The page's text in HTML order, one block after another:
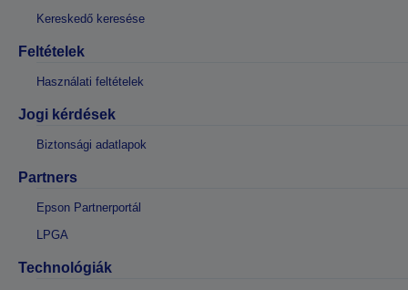
Kereskedő keresése
Feltételek
Használati feltételek
Jogi kérdések
Biztonsági adatlapok
Partners
Epson Partnerportál
LPGA
Technológiák